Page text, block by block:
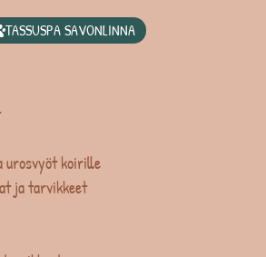
TASSUSPA SAVONLINNA
urosvyöt koirille
ja tarvikkeet